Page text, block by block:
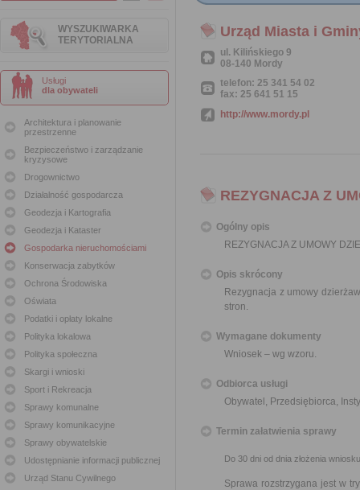
WYSZUKIWARKA
TERYTORIALNA
Usługi
dla obywateli
Architektura i planowanie
przestrzenne
Bezpieczeństwo i zarządzanie
kryzysowe
Drogownictwo
Działalność gospodarcza
Geodezja i Kartografia
Geodezja i Kataster
Gospodarka nieruchomościami
Konserwacja zabytków
Ochrona Środowiska
Oświata
Podatki i opłaty lokalne
Polityka lokalowa
Polityka społeczna
Skargi i wnioski
Sport i Rekreacja
Sprawy komunalne
Sprawy komunikacyjne
Sprawy obywatelskie
Udostępnianie informacji publicznej
Urząd Stanu Cywilnego
Urząd Miasta i
ul. Kilińskiego 9
08-140 Mordy
telefon: 25 341 54 02
fax: 25 641 51 15
http://www.mordy.pl
REZYGNACJA Z
Ogólny opis
REZYGNACJA Z UMOWY
Opis skrócony
Rezygnacja z umowy
stron.
Wymagane dokumenty
Wniosek – wg wzoru.
Odbiorca usługi
Obywatel, Przedsiębiorca,
Termin załatwienia sprawy
Do 30 dni od dnia złożenia
Sprawa rozstrzygana jest w